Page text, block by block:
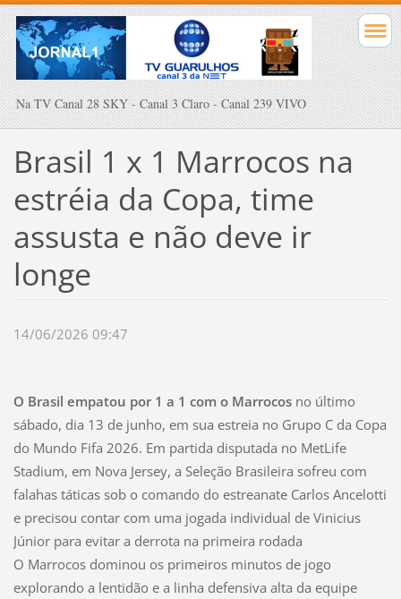
Na TV Canal 28 SKY - Canal 3 Claro - Canal 239 VIVO
Brasil 1 x 1 Marrocos na
estréia da Copa, time
assusta e não deve ir
longe
14/06/2026 09:47
O Brasil empatou por 1 a 1 com o Marrocosno último
sábado, dia 13 de junho, em sua estreia no Grupo C da Copa
do Mundo Fifa 2026. Em partida disputada no MetLife
Stadium, em Nova Jersey, a Seleção Brasileira sofreu com
falahas táticas sob o comando do estreanate Carlos Ancelotti
e precisou contar com uma jogada individual de Vinicius
Júnior para evitar a derrota na primeira rodada
O Marrocos dominou os primeiros minutos de jogo
explorando a lentidão e a linha defensiva alta da equipe